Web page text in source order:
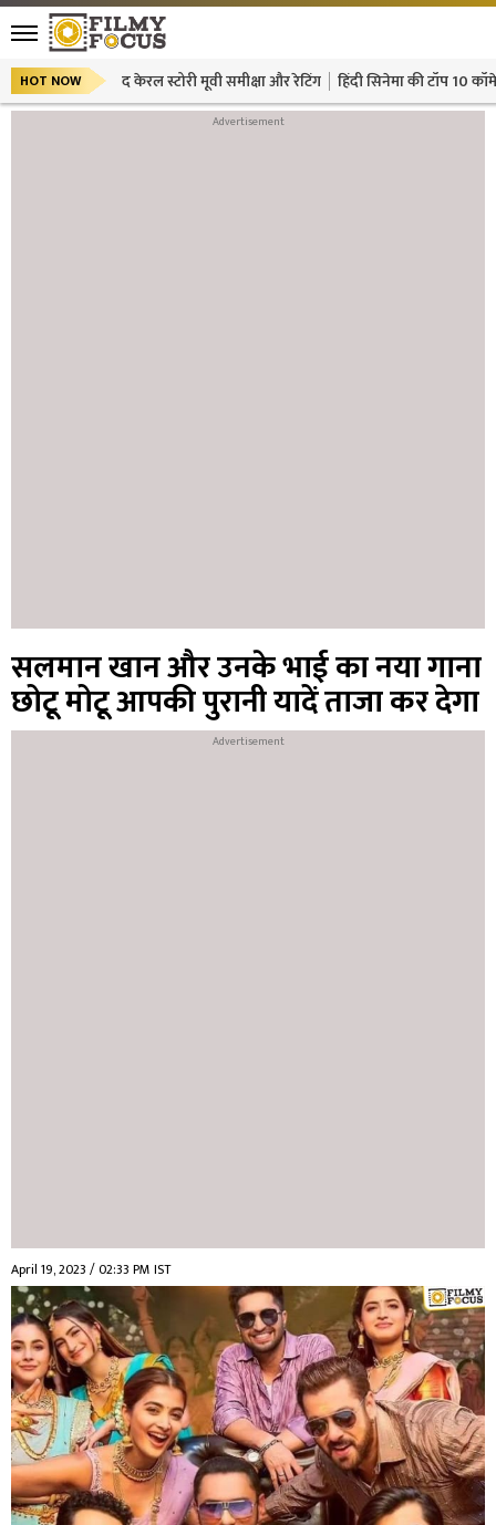
HOT NOW द केरल स्टोरी मूवी समीक्षा और रेटिंग हिंदी सिनेमा की टॉप 10
सलमान खान और उनके भाई का नया गाना
छोटू मोटू आपकी पुरानी यादें ताजा कर देगा
April 19, 2023 / 02:33 PM IST